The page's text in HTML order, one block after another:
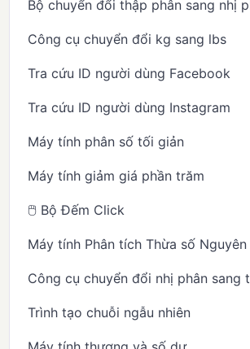
Bộ chuyển đổi thập phân sang nhị
Công cụ chuyển đổi kg sang lbs
Tra cứu ID người dùng Facebook
Tra cứu ID người dùng Instagram
Máy tính phân số tối giản
Máy tính giảm giá phần trăm
🖱️ Bộ Đếm Click
Máy tính Phân tích Thừa số
Công cụ chuyển đổi nhị phân sang
Trình tạo chuỗi ngẫu nhiên